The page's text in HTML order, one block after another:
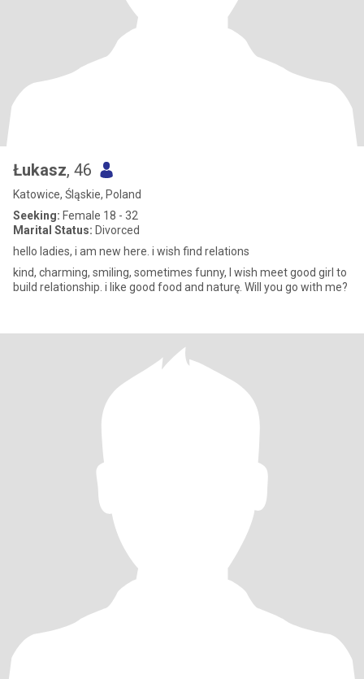
Łukasz, 46
Katowice, Śląskie, Poland
Seeking: Female 18 - 32
Marital Status: Divorced
hello ladies, i am new here. i wish find relations
kind, charming, smiling, sometimes funny, I wish meet good girl to
build relationship. i like good food and naturę. Will you go with me?